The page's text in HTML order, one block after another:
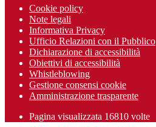
Cookie policy
Note legali
Informativa Privacy
Ufficio Relazioni con il Pubblico
Dichiarazione di accessibilità
Obiettivi di accessibilità
Whistleblowing
Gestione consensi cookie
Amministrazione trasparente
Pagina visualizzata 16810 volte